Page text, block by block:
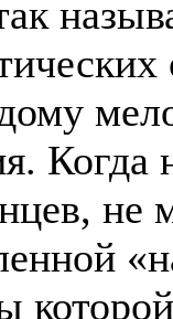
Когда
не